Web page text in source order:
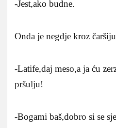
-Jest,ako budne.
Onda je negdje kroz
-Latife,daj meso,a ja ću
pršulju!
-Bogami baš,dobro si se